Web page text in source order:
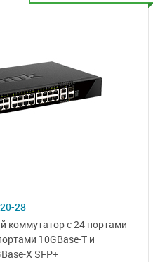
28
коммутатор с 24 портами
10GBase-T и
X SFP+